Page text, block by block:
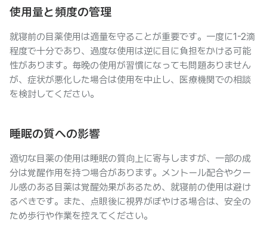
使用量と頻度の管理
就寝前の目薬使用は適量を守ることが重要です。一度に1-2滴
程度で十分であり、過度な使用は逆に目に負担をかける可能
性があります。毎晩の使用が習慣になっても問題ありません
が、症状が悪化した場合は使用を中止し、医療機関での相談
を検討してください。
睡眠の質への影響
適切な目薬の使用は睡眠の質向上に寄与しますが、一部の成
分は覚醒作用を持つ場合があります。メントール配合やクー
ル感のある目薬は覚醒効果があるため、就寝前の使用は避け
るべきです。また、点眼後に視界がぼやける場合は、安全の
ため歩行や作業を控えてください。